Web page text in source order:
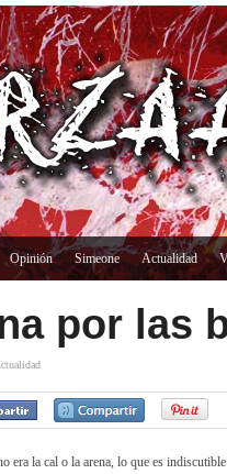
Opinión Simeone Actualidad
por las
era la cal o la arena, lo que es indiscutible